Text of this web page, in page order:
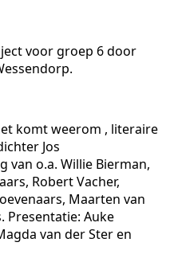
voor groep 6 door
komt weerom , literaire
Jos
van o.a. Willie Bierman,
Robert Vacher,
Maarten van
Presentatie: Auke
van der Ster en